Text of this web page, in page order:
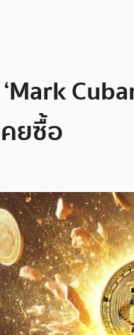
คยซื้อ